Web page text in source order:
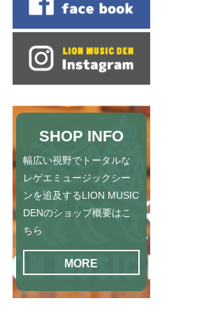
SHOP INFO
幅広い視野でトータルな
レゲエミュージックシー
ンを追及するLION MUSIC
DENのショップ概要はこ
ちら
MORE